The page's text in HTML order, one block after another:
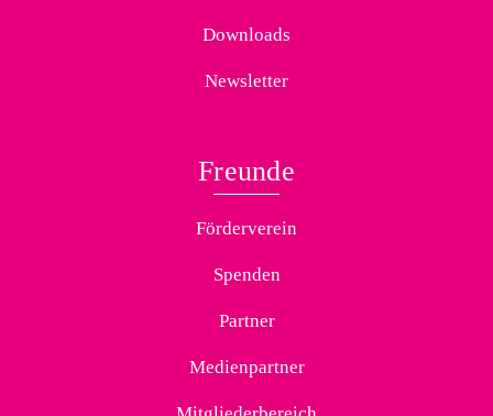
Downloads
Newsletter
Freunde
Förderverein
Spenden
Partner
Medienpartner